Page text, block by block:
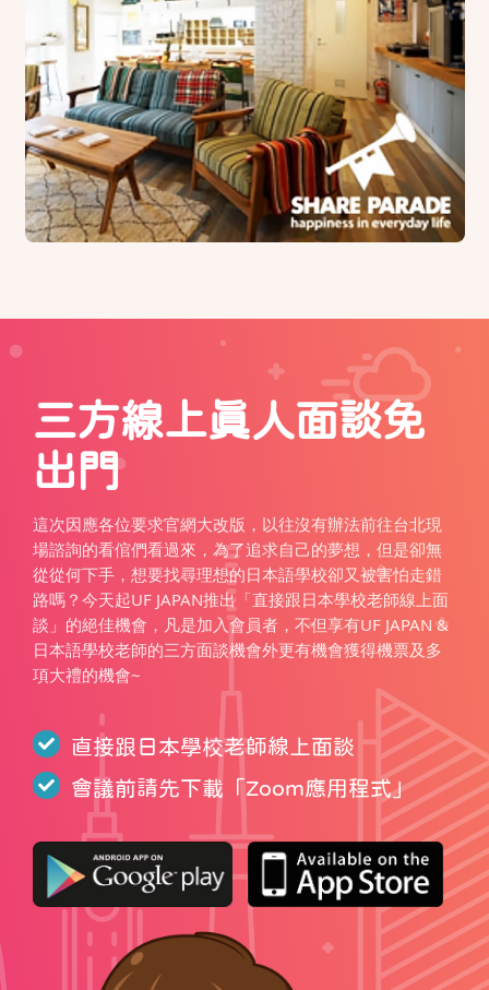
三方線上真人面談免
出門
這次因應各位要求官網大改版，以往沒有辦法前往台北現
場諮詢的看倌們看過來，為了追求自己的夢想，但是卻無
從從何下手，想要找尋理想的日本語學校卻又被害怕走錯
路嗎？今天起UF JAPAN推出「直接跟日本學校老師線上面
談」的絕佳機會，凡是加入會員者，不但享有UF JAPAN &
日本語學校老師的三方面談機會外更有機會獲得機票及多
項大禮的機會~
直接跟日本學校老師線上面談
會議前請先下載「Zoom應用程式」